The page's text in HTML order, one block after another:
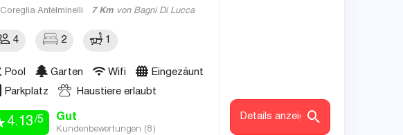
Coreglia Antelminelli
7 Km von Bagni Di Lucca
4 2 1
Pool Garten Wifi
Eingezäunt
Parkplatz
Haustiere erlaubt
4.13 /5 Gut
Kundenbewertungen (8 )
Details anzeigen